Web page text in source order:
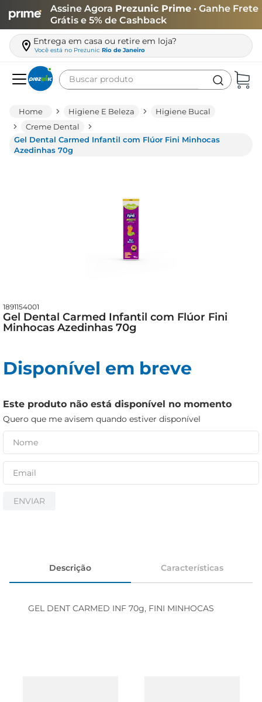
Assine Agora Prezunic Prime • Ganhe Frete
Grátis e 5% de Cashback
Entrega em casa ou retire em loja?
Você está no Prezunic Rio de Janeiro
Buscar produto
Higiene E Beleza
Higiene Bucal
Creme Dental
Gel Dental Carmed Infantil com Flúor Fini Minhocas
Azedinhas 70g
1891154001
Gel Dental Carmed Infantil com Flúor Fini
Minhocas Azedinhas 70g
Disponível em breve
Este produto não está disponível no momento
Quero que me avisem quando estiver disponível
ENVIAR
Descrição Características
GEL DENT CARMED INF 70g, FINI MINHOCAS
leite
papel higiênico